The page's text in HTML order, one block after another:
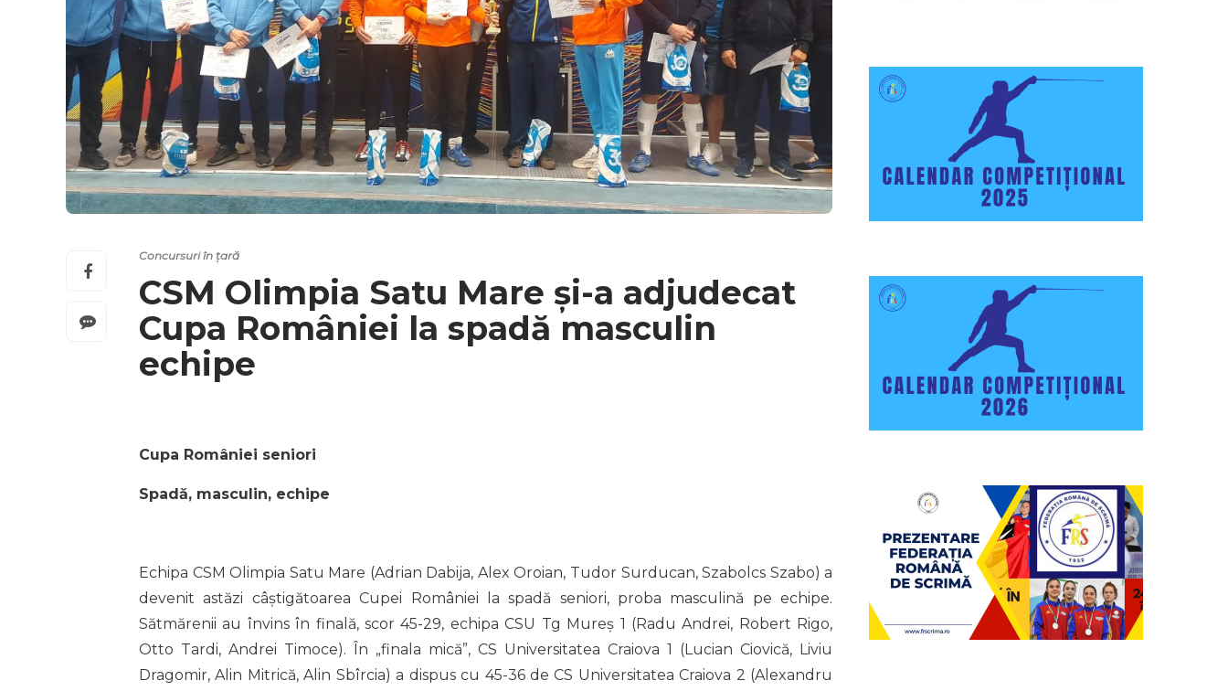
Concursuri în țară
CSM Olimpia Satu Mare și-a adjudecat
Cupa României la spadă masculin
echipe
Cupa României seniori
Spadă, masculin, echipe
Echipa CSM Olimpia Satu Mare (Adrian Dabija, Alex Oroian, Tudor Surducan, Szabolcs Szabo) a
devenit astăzi câștigătoarea Cupei României la spadă seniori, proba masculină pe echipe.
Sătmărenii au învins în finală, scor 45-29, echipa CSU Tg Mureș 1 (Radu Andrei, Robert Rigo,
Otto Tardi, Andrei Timoce). În „finala mică”, CS Universitatea Craiova 1 (Lucian Ciovică, Liviu
Dragomir, Alin Mitrică, Alin Sbîrcia) a dispus cu 45-36 de CS Universitatea Craiova 2 (Alexandru